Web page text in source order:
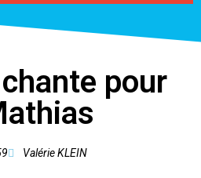
pour
Valérie KLEIN